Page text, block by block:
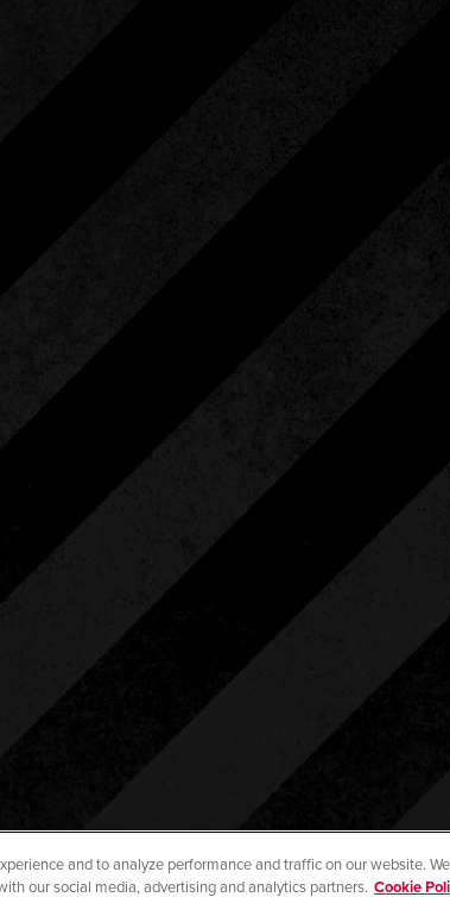
and to analyze performance and traffic on our website.
our social media, advertising and analytics partners. Cookie